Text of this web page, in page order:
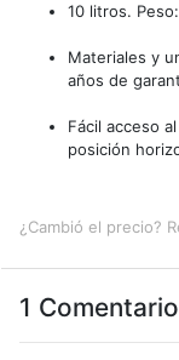
10 litros.
Materiales y
años de
Fácil acceso
posición
¿Cambió el precio?
1